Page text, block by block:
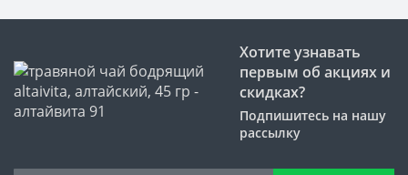
Хотите узнавать
первым об акциях и
скидках?
Подпишитесь на нашу
рассылку